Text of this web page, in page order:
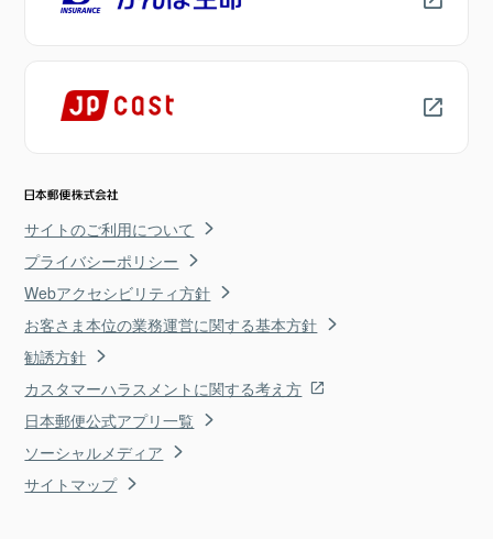
サイトのご利用について
プライバシーポリシー
Webアクセシビリティ方針
お客さま本位の業務運営に関する基本方針
勧誘方針
カスタマーハラスメントに関する考え方
日本郵便公式アプリ一覧
ソーシャルメディア
サイトマップ